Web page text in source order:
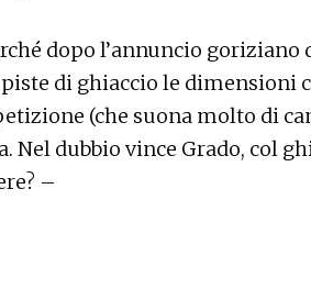
dopo l’annuncio
di ghiaccio le dimensioni
(che suona molto di
Nel dubbio vince Grado, col
–